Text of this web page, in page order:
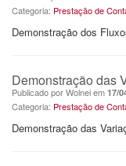
Categoria: Prestação de
Demonstração dos
Demonstração das
Publicado por Wolnei em 17/
Categoria: Prestação de
Demonstração das